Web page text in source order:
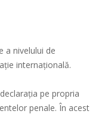
a nivelului de
internațională.
pe propria
penale. În acest